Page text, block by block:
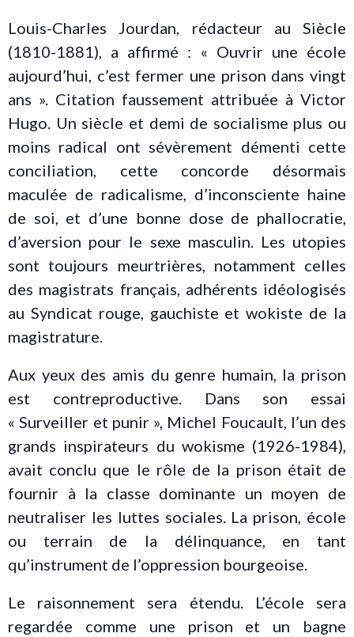
Louis-Charles Jourdan, rédacteur au Siècle
(1810-1881), a affirmé : « Ouvrir une école
aujourd’hui, c’est fermer une prison dans vingt
ans ». Citation faussement attribuée à Victor
Hugo. Un siècle et demi de socialisme plus ou
moins radical ont sévèrement démenti cette
conciliation, cette concorde désormais
maculée de radicalisme, d’inconsciente haine
de soi, et d’une bonne dose de phallocratie,
d’aversion pour le sexe masculin. Les utopies
sont toujours meurtrières, notamment celles
des magistrats français, adhérents idéologisés
au Syndicat rouge, gauchiste et wokiste de la
magistrature.
Aux yeux des amis du genre humain, la prison
est contreproductive. Dans son essai
« Surveiller et punir », Michel Foucault, l’un des
grands inspirateurs du wokisme (1926-1984),
avait conclu que le rôle de la prison était de
fournir à la classe dominante un moyen de
neutraliser les luttes sociales. La prison, école
ou terrain de la délinquance, en tant
qu’instrument de l’oppression bourgeoise.
Le raisonnement sera étendu. L’école sera
regardée comme une prison et un bagne